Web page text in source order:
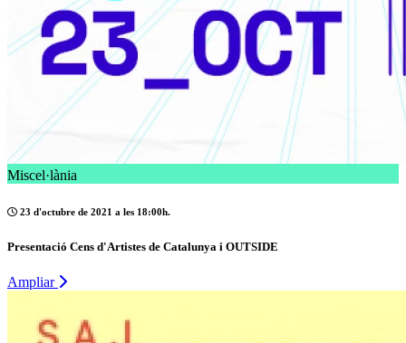
Miscel·lània
23 d'octubre de 2021 a les 18:00h.
Presentació Cens d'Artistes de Catalunya i OUTSIDE
Ampliar